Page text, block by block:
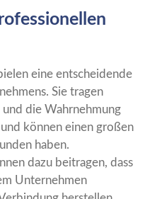
eine entscheidende
Sie tragen
und die Wahrnehmung
können einen großen
haben.
dazu beitragen, dass
Unternehmen